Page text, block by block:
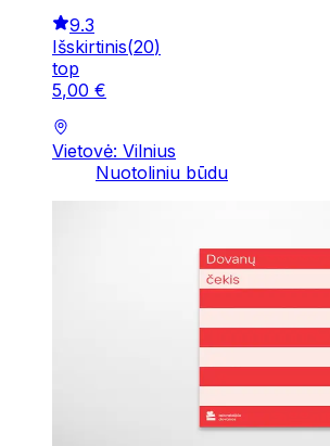
9.3
Išskirtinis(20)
top
5,00 €
Vietovė: Vilnius
Nuotoliniu būdu